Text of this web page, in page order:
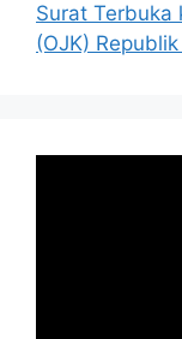
Surat Terbuka
(OJK)